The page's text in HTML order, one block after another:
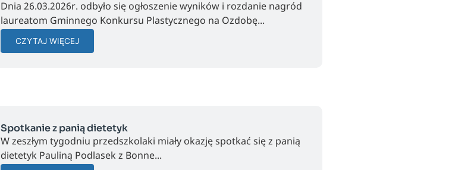
Dnia 26.03.2026r. odbyło się ogłoszenie wyników i rozdanie nagród
laureatom Gminnego Konkursu Plastycznego na Ozdobę...
CZYTAJ WIĘCEJ
Spotkanie z panią dietetyk
W zeszłym tygodniu przedszkolaki miały okazję spotkać się z panią
dietetyk Pauliną Podlasek z Bonne...